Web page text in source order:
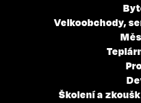
Velkoobchody,
Školení a